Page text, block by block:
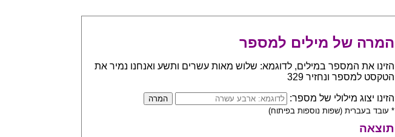
המרה של מילים למספר
הזינו את המספר במילים, לדוגמא: שלוש מאות עשרים ותשע ואנחנו נמיר את
הטקסט למספר ונחזיר 329
הזינו יצוג מילולי של מספר:
* עובד בעברית (שפות נוספות בפיתוח)
תוצאה